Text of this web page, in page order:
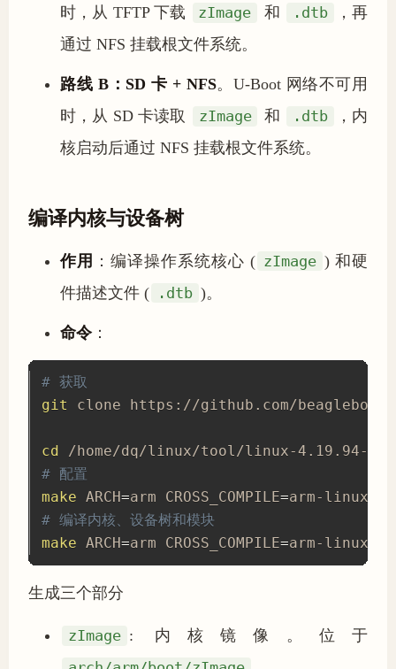
时，从 TFTP 下载
zImage 和 .dtb
，再
通过 NFS 挂载根文件系统。
路线 B：SD 卡 + NFS。U-Boot 网络不可用
时，从 SD 卡读取
zImage 和 .dtb
，内
核启动后通过 NFS 挂载根文件系统。
编译内核与设备树
作用 ：编译操作系统核心 ( zImage ) 和硬
件描述文件 (
.dtb )。
命令：
# 获取
git
clone https://github.com/
cd
# 配置
make ARCH=arm CROSS_COMPILE=
# 编译内核、设备树和模块
make ARCH=arm CROSS_COMPILE=arm-linux-
生成三个部分
zImage : 内核镜像。位于